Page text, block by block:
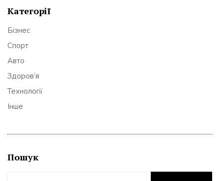
Категорії
Бізнес
Спорт
Авто
Здоров’я
Технології
Інше
Пошук